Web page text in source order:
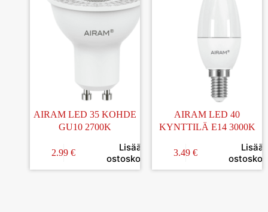
AIRAM LED 35 KOHDE
GU10 2700K
2.99 €
Lisää
ostoskoriin
AIRAM LED 40
KYNTTILÄ E14 3000K
3.49 €
Lisää